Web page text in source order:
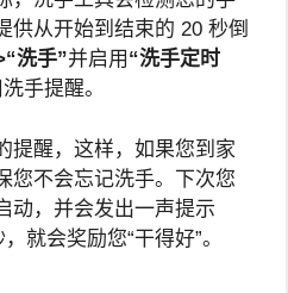
供从开始到结束的 20 秒倒
洗手”并启用 “洗手定时
手提醒。
提醒，这样，如果您到家
您不会忘记洗手。下次您
动，并会发出一声提示
就会奖励您“干得好”。